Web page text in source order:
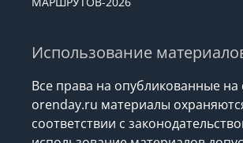
Использование
Все права на опубликованные на
orenday.ru материалы
соответствии с